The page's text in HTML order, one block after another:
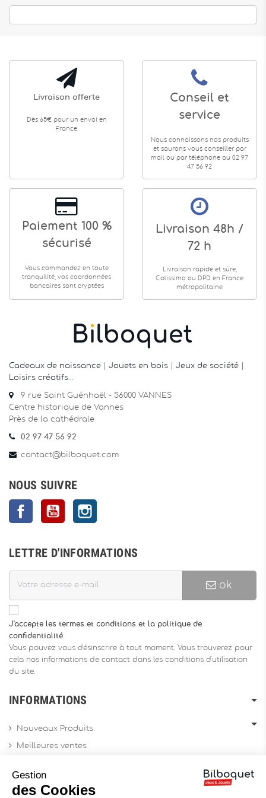
Livraison offerte
Dès 65€ pour un envoi en
France
Conseil et
service
Nous connaissons nos produits
et saurons vous conseiller par
mail ou par téléphone au 02 97
47 56 92
Paiement 100 %
sécurisé
Vous commandez en toute
tranquilité, vos coordonnées
bancaires sont cryptées
Livraison 48h /
72 h
Livraison rapide et sûre,
Colissimo ou DPD en France
métropolitaine
Cadeaux de naissance Jouets en bois Jeux de société
Loisirs créatifs
9 rue Saint Guénhaël - 56000 VANNES
Centre historique de Vannes
Près de la cathédrale
02 97 47 56 92
contact@bilboquet.com
NOUS SUIVRE
FacebookYouTube
LETTRE D'INFORMATIONS
ok
J'accepte les termes et conditions et la politique de
confidentialité
Vous pouvez vous désinscrire à tout moment. Vous trouverez pour
cela nos informations de contact dans les conditions d'utilisation
du site.
INFORMATIONS
Nouveaux Produits
Meilleures ventes
Archives produits
Gestion
des Cookies